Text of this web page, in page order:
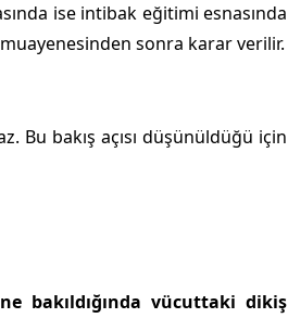
ise intibak eğitimi esnasında
muayenesinden sonra karar verilir.
bakış açısı düşünüldüğü için
bakıldığında vücuttaki dikiş